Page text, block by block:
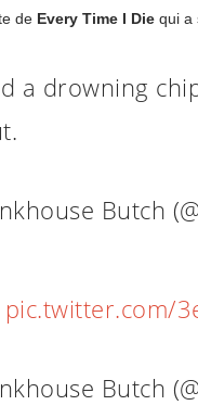
de Every Time I Die qui a
a drowning
Butch
pic.twitter.com/
Butch